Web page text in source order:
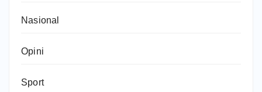
Nasional
Opini
Sport